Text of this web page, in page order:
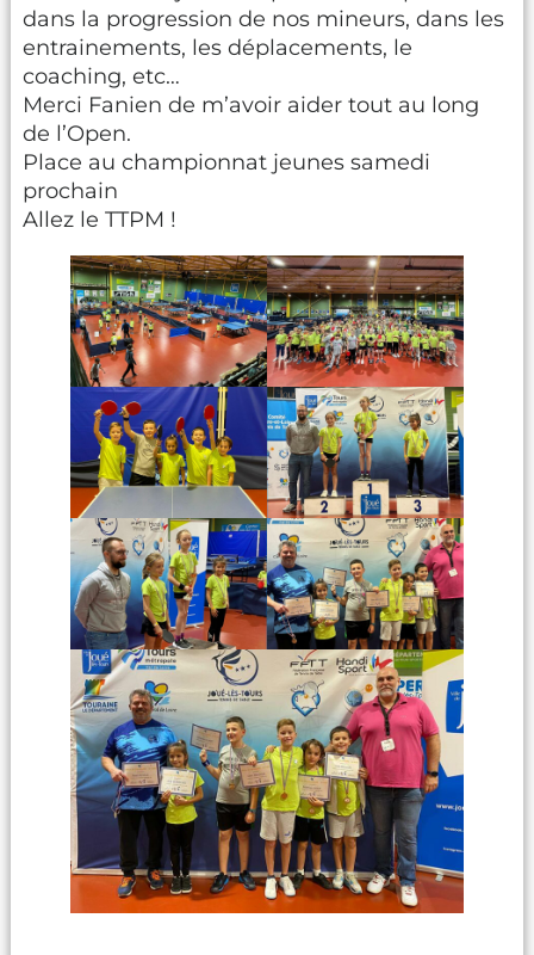
dans la progression de nos mineurs, dans les
entrainements, les déplacements, le
coaching, etc…
Merci Fanien de m’avoir aider tout au long
de l’Open.
Place au championnat jeunes samedi
prochain
Allez le TTPM !